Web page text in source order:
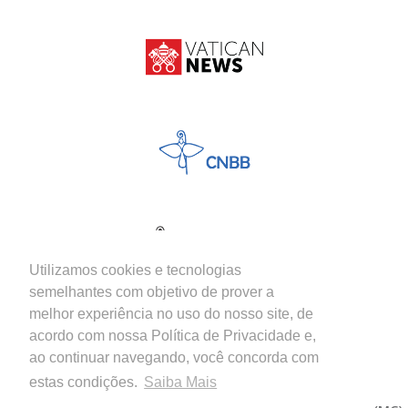
Utilizamos cookies e tecnologias
semelhantes com objetivo de prover a
melhor experiência no uso do nosso site, de
acordo com nossa Política de Privacidade e,
ao continuar navegando, você concorda com
estas condições. Saiba Mais